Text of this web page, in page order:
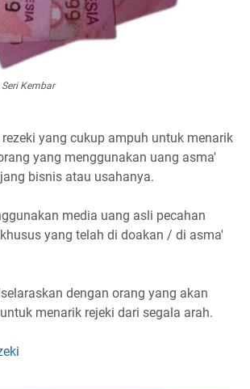
Kembar
yang cukup ampuh untuk menarik
yang menggunakan uang asma'
bisnis atau usahanya.
media uang asli pecahan
yang telah di doakan / di asma'
dengan orang yang akan
menarik rejeki dari segala arah.